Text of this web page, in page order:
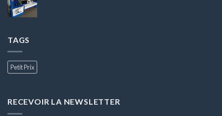
TAGS
Petit Prix
RECEVOIR LA NEWSLETTER